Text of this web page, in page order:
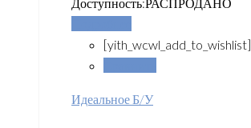
[yith_wcwl_add_to_wishlist]
Идеальное Б/У